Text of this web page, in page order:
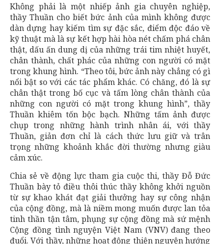
Không phải là một nhiếp ảnh gia chuyên nghiệp,
thầy Thuần cho biết bức ảnh của mình không được
dàn dựng hay kiếm tìm sự đặc sắc, điểm độc đáo về
kỹ thuật mà là sự kết hợp hài hòa nét chấm phá chân
thật, dấu ấn dung dị của những trái tim nhiệt huyết,
chân thành, chất phác của những con người có mặt
trong khung hình. “Theo tôi, bức ảnh này chẳng có gì
nổi bật so với các tác phẩm khác. Có chăng, đó là sự
chân thật trong bố cục và tấm lòng chân thành của
những con người có mặt trong khung hình”, thầy
Thuần khiêm tốn bộc bạch. Những tấm ảnh được
chụp trong những hành trình nhân ái, với thầy
Thuần, giản đơn chỉ là cách thức lưu giữ và trân
trọng những khoảnh khắc đời thường nhưng giàu
cảm xúc.
Chia sẻ về động lực tham gia cuộc thi, thầy Đỗ Đức
Thuần bày tỏ điều thôi thúc thầy không khởi nguồn
từ sự khao khát đạt giải thưởng hay sự công nhận
của cộng đồng, mà là niềm mong muốn được lan tỏa
tinh thần tận tâm, phụng sự cộng đồng mà sứ mệnh
Cộng đồng tình nguyện Việt Nam (VNV) đang theo
đuổi. Với thầy, những hoạt động thiện nguyện hướng